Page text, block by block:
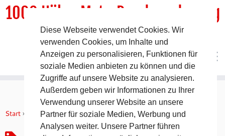
Inhalt
1000 HöhenMeterRundwanderweg
DER Rundwanderweg um Pommelsbrunn
Start » Flughäfen
Diese Webseite verwendet Cookies. Wir
verwenden Cookies, um Inhalte und
Anzeigen zu personalisieren, Funktionen für
soziale Medien anbieten zu können und die
Zugriffe auf unsere Website zu analysieren.
Außerdem geben wir Informationen zu Ihrer
Verwendung unserer Website an unsere
Partner für soziale Medien, Werbung und
Analysen weiter. Unsere Partner führen